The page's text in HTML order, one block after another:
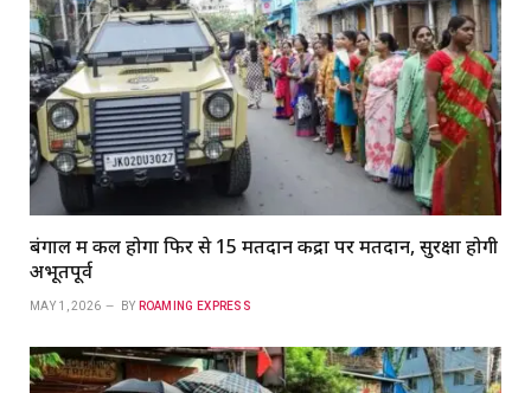
बंगाल में कल होगा फिर से 15 मतदान केंद्रों पर मतदान, सुरक्षा होगी
अभूतपूर्व
MAY 1, 2026 BY ROAMING EXPRESS